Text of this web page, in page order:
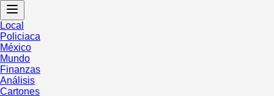
Local
Policiaca
México
Mundo
Finanzas
Análisis
Cartones